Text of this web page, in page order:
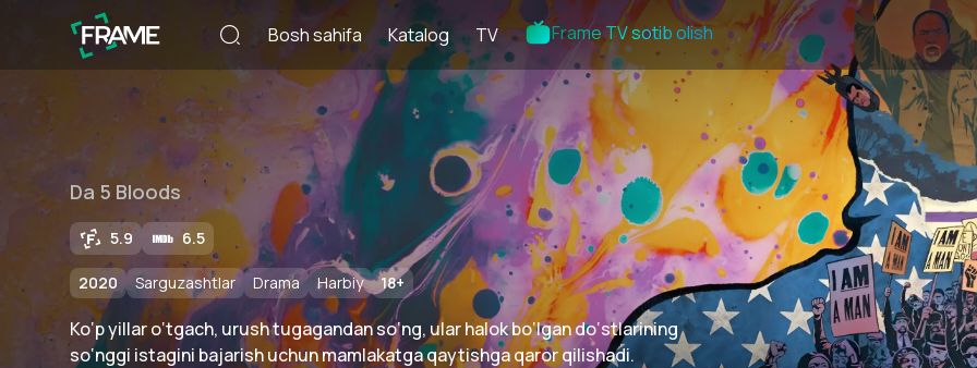
Bosh sahifa Katalog TV Frame TV sotib olish
Da 5 Bloods
5.9 6.5
2020 Sarguzashtlar Drama Harbiy 18+
Ko‘p yillar o‘tgach, urush tugagandan so‘ng, ular halok bo‘lgan do‘stlarining
so‘nggi istagini bajarish uchun mamlakatga qaytishga qaror qilishadi.